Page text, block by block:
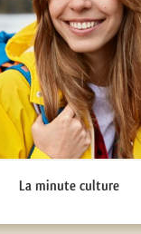
La minute culture